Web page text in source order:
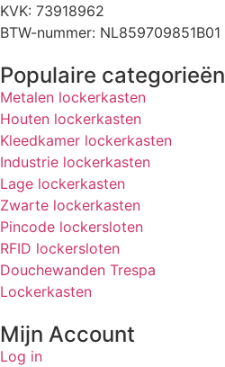
KVK: 73918962
BTW-nummer: NL859709851B01
Populaire categorieën
Metalen lockerkasten
Houten lockerkasten
Kleedkamer lockerkasten
Industrie lockerkasten
Lage lockerkasten
Zwarte lockerkasten
Pincode lockersloten
RFID lockersloten
Douchewanden Trespa
Lockerkasten
Mijn Account
Log in